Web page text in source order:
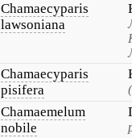
Chamaecyparis
lawsoniana
Chamaecyparis
pisifera
Chamaemelum
nobile